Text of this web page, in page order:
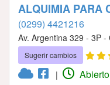
ALQUIMIA PARA
(0299) 4421216
Av. Argentina 329 - 3P
Sugerir cambios
| Abierto